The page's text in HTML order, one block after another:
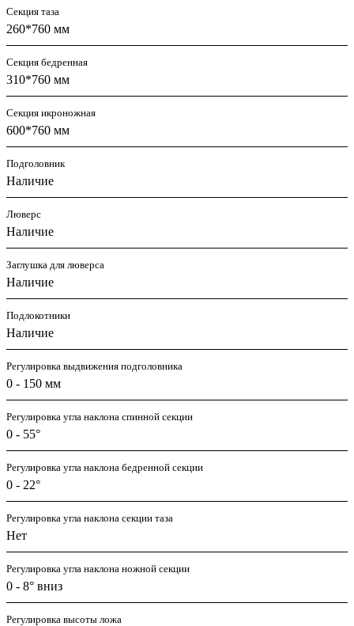
Секция таза
260*760 мм
Секция бедренная
310*760 мм
Секция икроножная
600*760 мм
Подголовник
Наличие
Люверс
Наличие
Заглушка для люверса
Наличие
Подлокотники
Наличие
Регулировка выдвижения подголовника
0 - 150 мм
Регулировка угла наклона спинной секции
0 - 55°
Регулировка угла наклона бедренной секции
0 - 22°
Регулировка угла наклона секции таза
Нет
Регулировка угла наклона ножной секции
0 - 8° вниз
Регулировка высоты ложа